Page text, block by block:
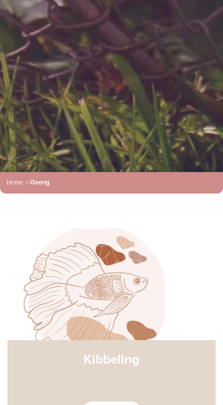
Home >Overig
Kibbeling